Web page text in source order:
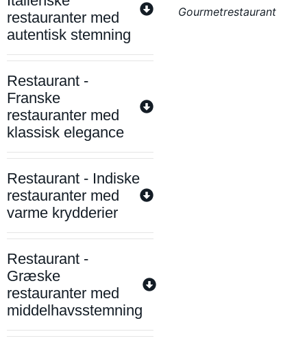
restauranter med
autentisk stemning
Restaurant -
Franske
restauranter med
klassisk elegance
Restaurant - Indiske
restauranter med
varme krydderier
Restaurant -
Græske
restauranter med
middelhavsstemning
Gourmetrestaurant